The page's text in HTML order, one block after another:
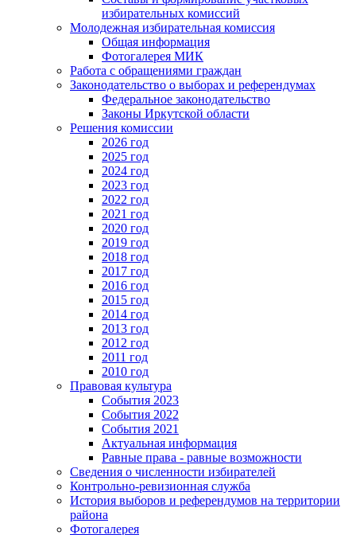
избирательных комиссий
Молодежная избирательная комиссия
Общая информация
Фотогалерея МИК
Работа с обращениями граждан
Законодательство о выборах и референдумах
Федеральное законодательство
Законы Иркутской области
Решения комиссии
2026 год
2025 год
2024 год
2023 год
2022 год
2021 год
2020 год
2019 год
2018 год
2017 год
2016 год
2015 год
2014 год
2013 год
2012 год
2011 год
2010 год
Правовая культура
События 2023
События 2022
События 2021
Актуальная информация
Равные права - равные возможности
Сведения о численности избирателей
Контрольно-ревизионная служба
История выборов и референдумов на территории
района
Фотогалерея